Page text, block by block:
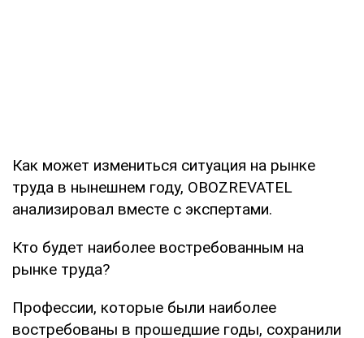
Как может измениться ситуация на рынке
труда в нынешнем году, OBOZREVATEL
анализировал вместе с экспертами.
Кто будет наиболее востребованным на
рынке труда?
Профессии, которые были наиболее
востребованы в прошедшие годы, сохранили